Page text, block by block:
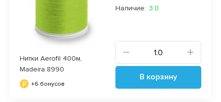
Нитки Aerofil 400м,
Madeira 8990
+6 бонусов
Наличие: 3.0
В корзину